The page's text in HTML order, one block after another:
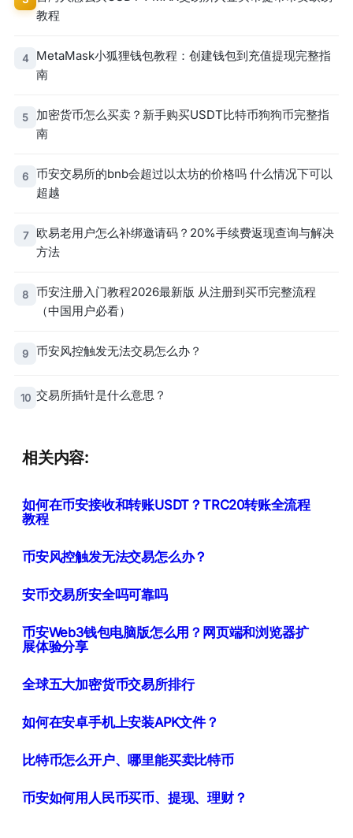
教程
4
MetaMask小狐狸钱包教程：创建钱包到充值提现完整指
南
5
加密货币怎么买卖？新手购买USDT比特币狗狗币完整指
南
6
币安交易所的bnb会超过以太坊的价格吗 什么情况下可以
超越
7
欧易老用户怎么补绑邀请码？20%手续费返现查询与解决
方法
8
币安注册入门教程2026最新版 从注册到买币完整流程
（中国用户必看）
9 币安风控触发无法交易怎么办？
10 交易所插针是什么意思？
相关内容:
如何在币安接收和转账USDT？TRC20转账全流程
教程
币安风控触发无法交易怎么办？
安币交易所安全吗可靠吗
币安Web3钱包电脑版怎么用？网页端和浏览器扩
展体验分享
全球五大加密货币交易所排行
如何在安卓手机上安装APK文件？
比特币怎么开户、哪里能买卖比特币
币安如何用人民币买币、提现、理财？